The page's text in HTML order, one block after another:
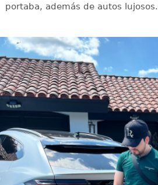
portaba, además de autos lujosos.